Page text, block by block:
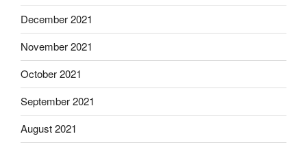
December 2021
November 2021
October 2021
September 2021
August 2021